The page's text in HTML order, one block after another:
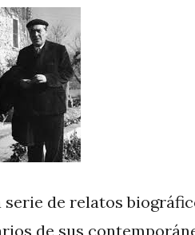
serie de relatos
de sus